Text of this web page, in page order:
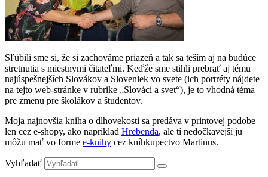
Sľúbili sme si, že si zachováme priazeň a tak sa teším aj na budúce
stretnutia s miestnymi čitateľmi. Keďže sme stihli prebrať aj tému
najúspešnejších Slovákov a Sloveniek vo svete (ich portréty nájdete
na tejto web-stránke v rubrike „Slováci a svet“), je to vhodná téma
pre zmenu pre školákov a študentov.
Moja najnovšia kniha o dlhovekosti sa predáva v printovej podobe
len cez e-shopy, ako napríklad Hrebenda, ale tí nedočkavejší ju
môžu mať vo forme e-knihy cez kníhkupectvo Martinus.
Vyhľadať